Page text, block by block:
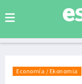
Economía / Ekonomia